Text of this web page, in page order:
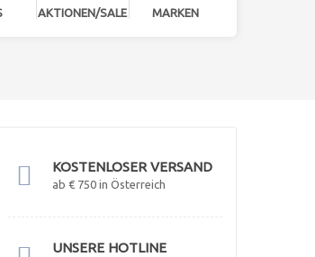
AKTIONEN/SALE MARKEN
KOSTENLOSER VERSAND
ab € 750 in Österreich
UNSERE HOTLINE